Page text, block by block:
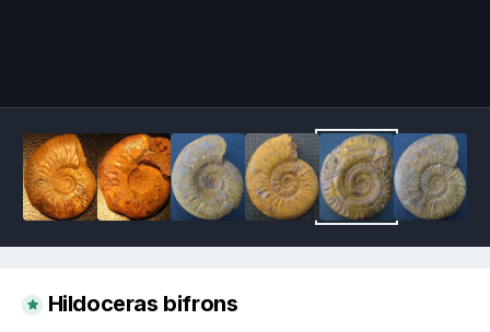
Hildoceras bifrons